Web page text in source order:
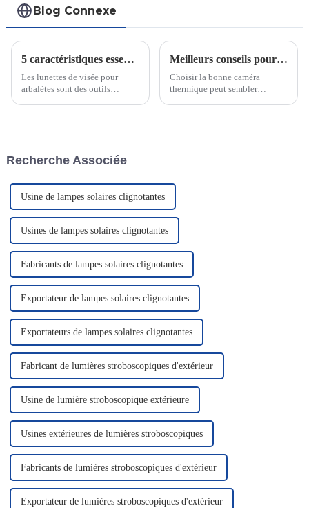
Blog Connexe
5 caractéristiques essentielles des lunettes de visée pour arbalètes de qualité supérieure pour la chasse de précision
Les lunettes de visée pour
arbalètes sont des outils
Meilleurs conseils pour choisir la bonne caméra thermique
Choisir la bonne caméra
thermique peut sembler
Recherche Associée
Usine de lampes solaires clignotantes
Usines de lampes solaires clignotantes
Fabricants de lampes solaires clignotantes
Exportateur de lampes solaires clignotantes
Exportateurs de lampes solaires clignotantes
Fabricant de lumières stroboscopiques d'extérieur
Usine de lumière stroboscopique extérieure
Usines extérieures de lumières stroboscopiques
Fabricants de lumières stroboscopiques d'extérieur
Exportateur de lumières stroboscopiques d'extérieur